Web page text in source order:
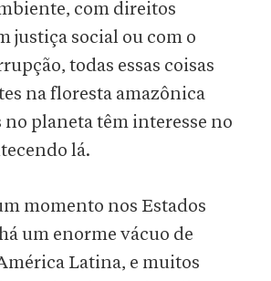
com direitos
justiça social ou com o
todas essas coisas
na floresta amazônica
no planeta têm interesse no
lá.
momento nos Estados
um enorme vácuo de
Latina, e muitos